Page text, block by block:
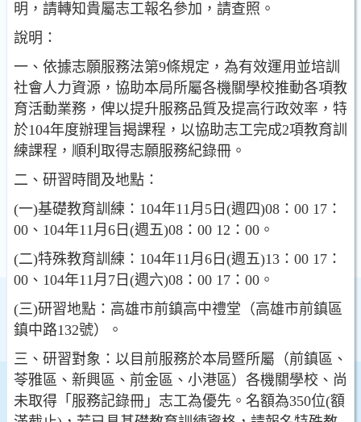
明，請轉知貴屬志工報名參加，請查照。
說明：
一、依據志願服務法第9條規定，為有效運用並培訓
社會人力資源，協助本局所屬各機關學校推動各項教
育活動業務，俾以提升服務品質及提高行政效率，特
於104年度辦理旨揭課程，以協助志工完成2項教育訓
練課程，順利取得志願服務紀錄冊。
二、研習時間及地點：
(一)基礎教育訓練：104年11月5日(週四)08：00 17：
00、104年11月6日(週五)08：00 12：00。
(二)特殊教育訓練：104年11月6日(週五)13：00 17：
00、104年11月7日(週六)08：00 17：00。
(三)研習地點：高雄市前鎮高中禮堂（高雄市前鎮區
鎮中路132號）。
三、研習對象：以目前服務於本局暨所屬（前鎮區、
苓雅區、新興區、前金區、小港區）各機關學校、尚
未取得「服務記錄冊」志工為優先。名額為350位(額